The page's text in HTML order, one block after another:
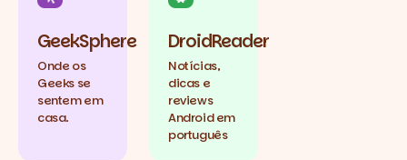
GeekSphere
Onde os
Geeks se
sentem em
casa.
DroidReader
Notícias,
dicas e
reviews
Android em
português